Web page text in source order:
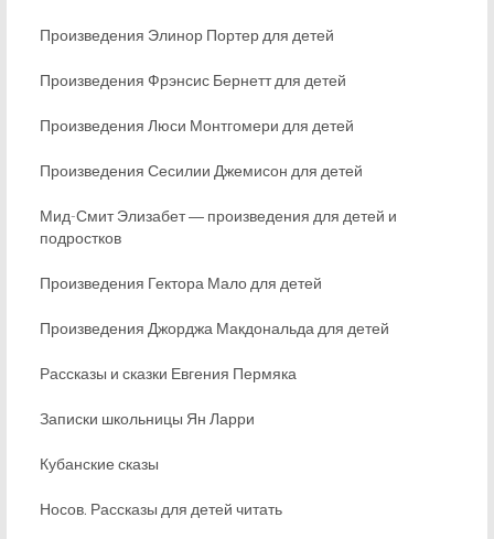
Произведения Элинор Портер для детей
Произведения Фрэнсис Бернетт для детей
Произведения Люси Монтгомери для детей
Произведения Сесилии Джемисон для детей
Мид-Смит Элизабет ― произведения для детей и
подростков
Произведения Гектора Мало для детей
Произведения Джорджа Макдональда для детей
Рассказы и сказки Евгения Пермяка
Записки школьницы Ян Ларри
Кубанские сказы
Носов. Рассказы для детей читать